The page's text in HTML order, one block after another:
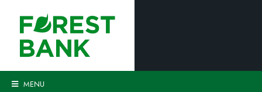
MENU